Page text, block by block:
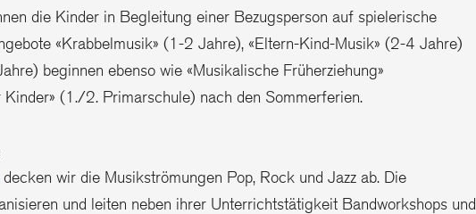
die Kinder in Begleitung einer Bezugsperson auf spielerische
«Krabbelmusik» (1-2 Jahre), «Eltern-Kind-Musik» (2-4 Jahre)
beginnen ebenso wie «Musikalische Früherziehung»
(1./2. Primarschule) nach den Sommerferien.
decken wir die Musikströmungen Pop, Rock und Jazz ab. Die
und leiten neben ihrer Unterrichtstätigkeit Bandworkshops und